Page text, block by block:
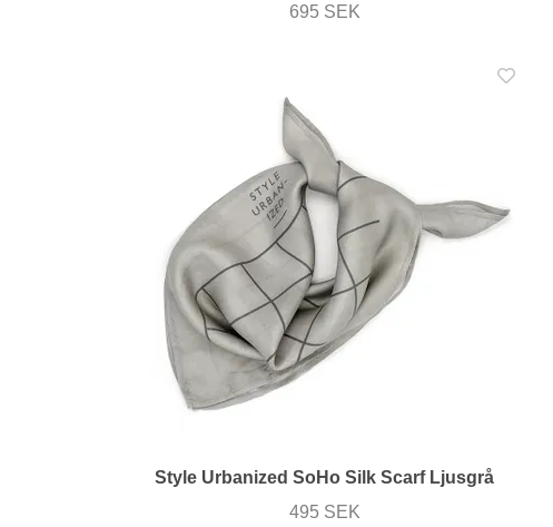
695 SEK
Style Urbanized SoHo Silk Scarf Ljusgrå
495 SEK